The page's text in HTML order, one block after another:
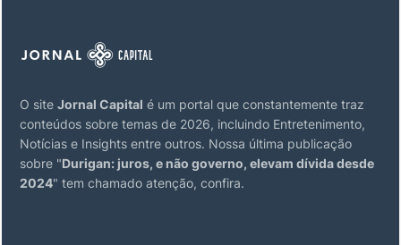
O site Jornal Capital é um portal que constantemente traz
conteúdos sobre temas de 2026, incluindo Entretenimento,
Notícias e Insights entre outros. Nossa última publicação
sobre "Durigan: juros, e não governo, elevam dívida desde
2024" tem chamado atenção, confira.